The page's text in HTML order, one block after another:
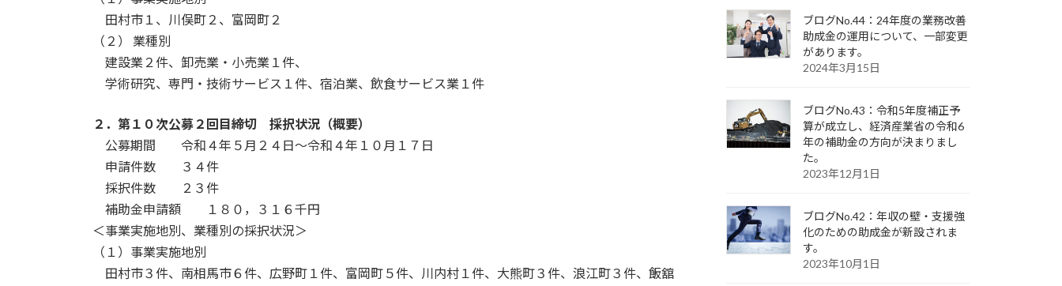
田村市１、川俣町２、富岡町２
（２） 業種別
建設業２件、卸売業・小売業１件、
学術研究、専門・技術サービス１件、宿泊業、飲食サービス業１件
２．第１０次公募２回目締切 採択状況（概要）
公募期間 令和４年５月２４日～令和４年１０月１７日
申請件数 ３４件
採択件数 ２３件
補助金申請額 １８０，３１６千円
＜事業実施地別、業種別の採択状況＞
（１）事業実施地別
田村市３件、南相馬市６件、広野町１件、富岡町５件、川内村１件、大熊町３件、浪江町３件、飯舘
ブログNo.44：24年度の業務改善
助成金の運用について、一部変更
があります。
2024年3月15日
ブログNo.43：令和5年度補正予
算が成立し、経済産業省の令和6
年の補助金の方向が決まりまし
た。
2023年12月1日
ブログNo.42：年収の壁・支援強
化のための助成金が新設されま
す。
2023年10月1日